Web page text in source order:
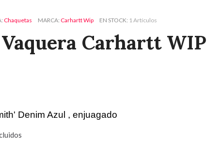
Chaquetas MARCA Carhartt Wip EN STOCK 1 Artículos
Carhartt WIP
Denim Azul , enjuagado